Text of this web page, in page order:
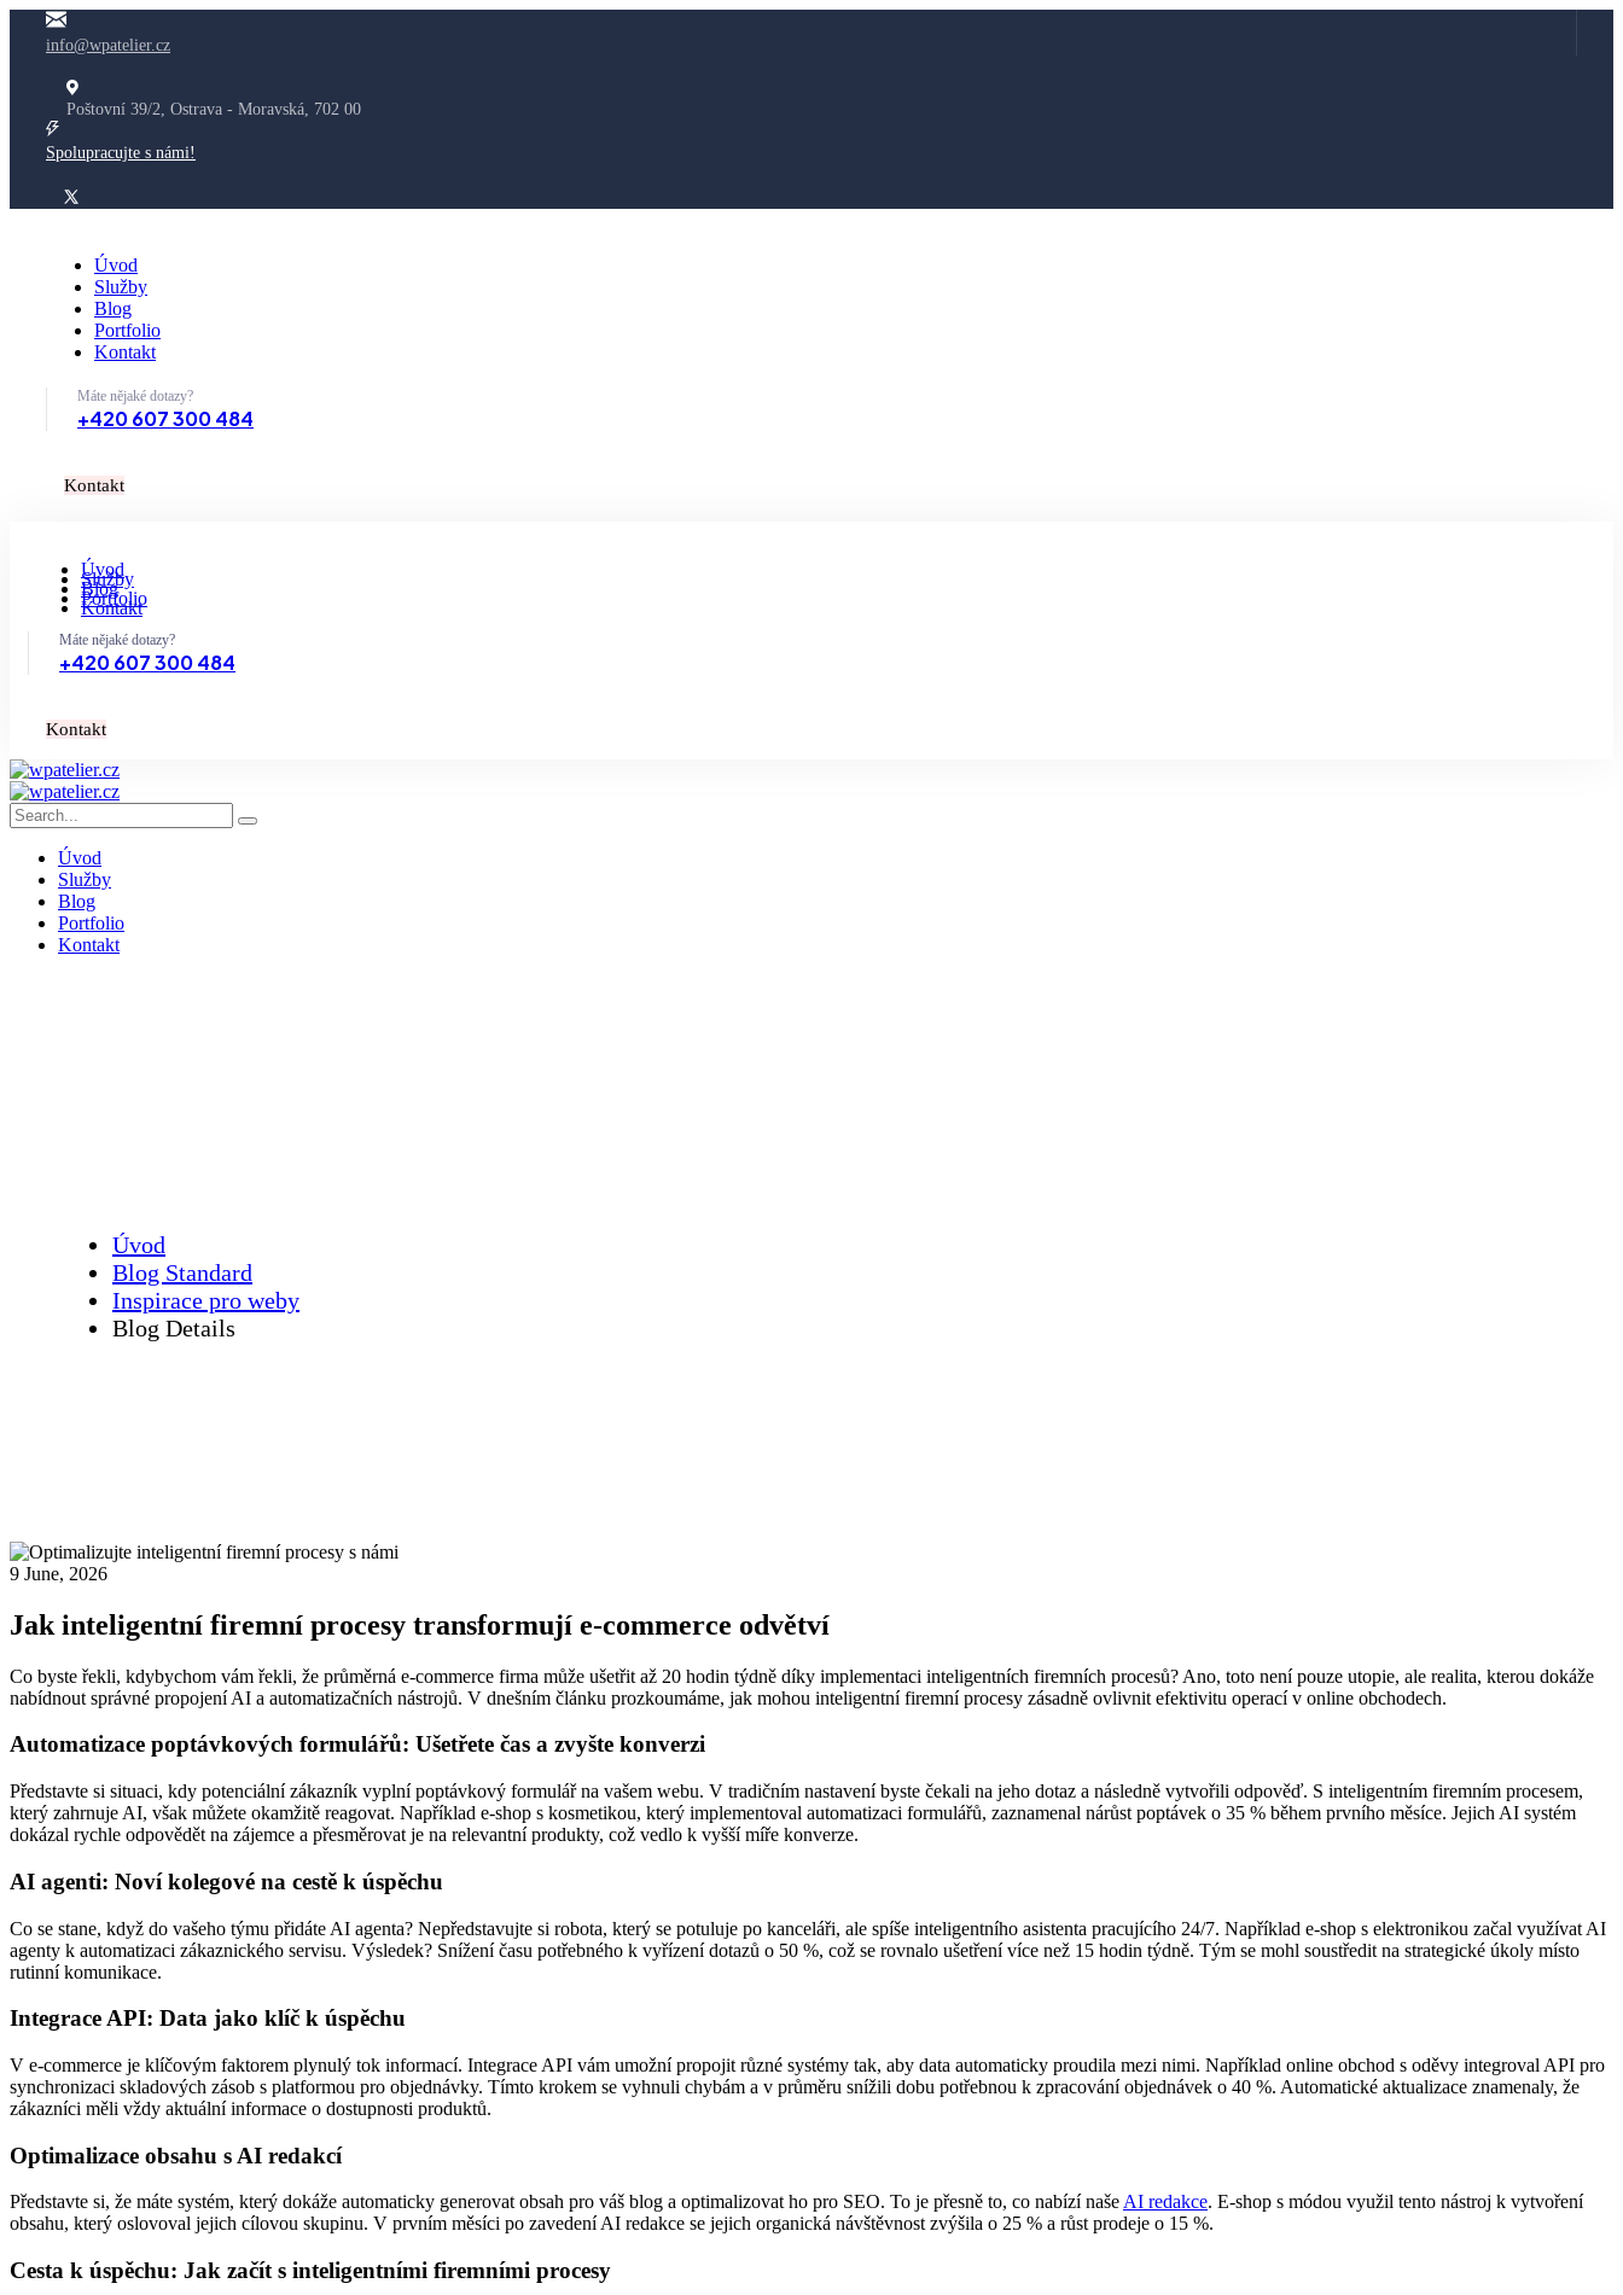
info@wpatelier.cz
Poštovní 39/2, Ostrava - Moravská, 702 00
Spolupracujte s námi!
Úvod
Služby
Blog
Portfolio
Kontakt
Máte nějaké dotazy?
+420 607 300 484
Kontakt
Úvod
Služby
Blog
Portfolio
Kontakt
Máte nějaké dotazy?
+420 607 300 484
Kontakt
Úvod
Služby
Blog
Portfolio
Kontakt
Úvod
Blog Standard
Inspirace pro weby
Blog Details
9 June, 2026
Jak inteligentní firemní procesy transformují e-commerce odvětví
Co byste řekli, kdybychom vám řekli, že průměrná e-commerce firma může ušetřit až 20 hodin týdně díky implementaci inteligentních firemních procesů? Ano, toto není pouze utopie, ale realita, kterou dokáže
nabídnout správné propojení AI a automatizačních nástrojů. V dnešním článku prozkoumáme, jak mohou inteligentní firemní procesy zásadně ovlivnit efektivitu operací v online obchodech.
Automatizace poptávkových formulářů: Ušetřete čas a zvyšte konverzi
Představte si situaci, kdy potenciální zákazník vyplní poptávkový formulář na vašem webu. V tradičním nastavení byste čekali na jeho dotaz a následně vytvořili odpověď. S inteligentním firemním procesem,
který zahrnuje AI, však můžete okamžitě reagovat. Například e-shop s kosmetikou, který implementoval automatizaci formulářů, zaznamenal nárůst poptávek o 35 % během prvního měsíce. Jejich AI systém
dokázal rychle odpovědět na zájemce a přesměrovat je na relevantní produkty, což vedlo k vyšší míře konverze.
AI agenti: Noví kolegové na cestě k úspěchu
Co se stane, když do vašeho týmu přidáte AI agenta? Nepředstavujte si robota, který se potuluje po kanceláři, ale spíše inteligentního asistenta pracujícího 24/7. Například e-shop s elektronikou začal využívat AI
agenty k automatizaci zákaznického servisu. Výsledek? Snížení času potřebného k vyřízení dotazů o 50 %, což se rovnalo ušetření více než 15 hodin týdně. Tým se mohl soustředit na strategické úkoly místo
rutinní komunikace.
Integrace API: Data jako klíč k úspěchu
V e-commerce je klíčovým faktorem plynulý tok informací. Integrace API vám umožní propojit různé systémy tak, aby data automaticky proudila mezi nimi. Například online obchod s oděvy integroval API pro
synchronizaci skladových zásob s platformou pro objednávky. Tímto krokem se vyhnuli chybám a v průměru snížili dobu potřebnou k zpracování objednávek o 40 %. Automatické aktualizace znamenaly, že
zákazníci měli vždy aktuální informace o dostupnosti produktů.
Optimalizace obsahu s AI redakcí
Představte si, že máte systém, který dokáže automaticky generovat obsah pro váš blog a optimalizovat ho pro SEO. To je přesně to, co nabízí našeAI redakce. E-shop s módou využil tento nástroj k vytvoření
obsahu, který oslovoval jejich cílovou skupinu. V prvním měsíci po zavedení AI redakce se jejich organická návštěvnost zvýšila o 25 % a růst prodeje o 15 %.
Cesta k úspěchu: Jak začít s inteligentními firemními procesy